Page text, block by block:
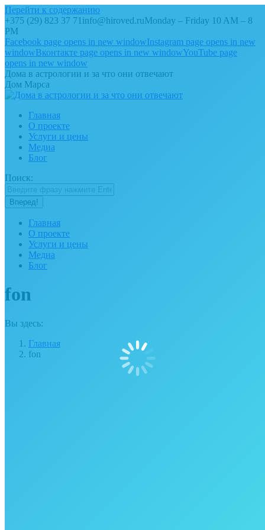
Перейти к содержанию
+375 (29) 823 37 71 info@hiroved.ruMonday – Friday 10 AM – 8
PM
Facebook page opens in new windowInstagram page opens in new
windowВконтакте page opens in new windowYouTube page
opens in new window
Дома в астрологии и за что они отвечают
Дом Марса
Главная
О проекте
Услуги и цены
Медиа
Блог
Поиск:
Главная
О проекте
Услуги и цены
Медиа
Блог
fon
Вы здесь:
Главная
fon